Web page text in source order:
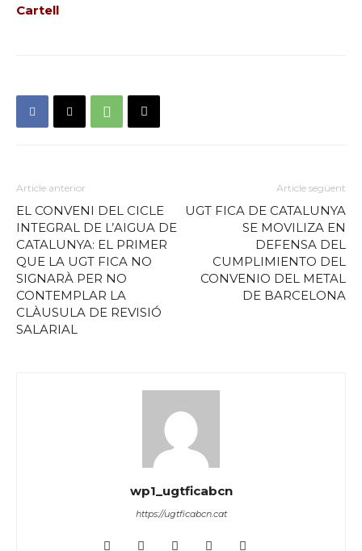
Cartell
Article anterior
EL CONVENI DEL CICLE
INTEGRAL DE L’AIGUA DE
CATALUNYA: EL PRIMER
QUE LA UGT FICA NO
SIGNARÀ PER NO
CONTEMPLAR LA
CLÀUSULA DE REVISIÓ
SALARIAL
Article següent
UGT FICA DE CATALUNYA
SE MOVILIZA EN
DEFENSA DEL
CUMPLIMIENTO DEL
CONVENIO DEL METAL
DE BARCELONA
wp1_ugtficabcn
https://ugtficabcn.cat